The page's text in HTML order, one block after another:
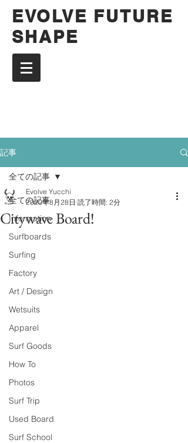
EVOLVE FUTURE
SHAPE
記事
全ての記事
Information
Surfboards
Surfing
Factory
Art / Design
Wetsuits
Apparel
Surf Goods
How To
Photos
Surf Trip
Used Board
Surf School
全ての記事
Citywave Board!
Evolve Yucchi
2020年8月28日 読了時間: 2分